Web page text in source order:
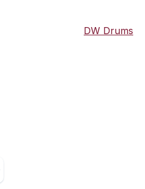
DW Drums